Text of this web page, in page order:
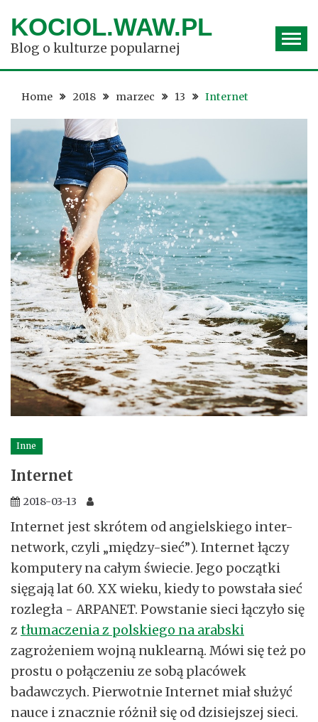
content
KOCIOL.WAW.PL
Blog o kulturze popularnej
Home 2018 marzec 13 Internet
Inne
Internet
2018-03-13
Internet jest skrótem od angielskiego inter-
network, czyli „między-sieć”). Internet łączy
komputery na całym świecie. Jego początki
sięgają lat 60. XX wieku, kiedy to powstała sieć
rozległa - ARPANET. Powstanie sieci łączyło się
z tłumaczenia z polskiego na arabski
zagrożeniem wojną nuklearną. Mówi się też po
prostu o połączeniu ze sobą placówek
badawczych. Pierwotnie Internet miał służyć
nauce i znacznie różnił się od dzisiejszej sieci.